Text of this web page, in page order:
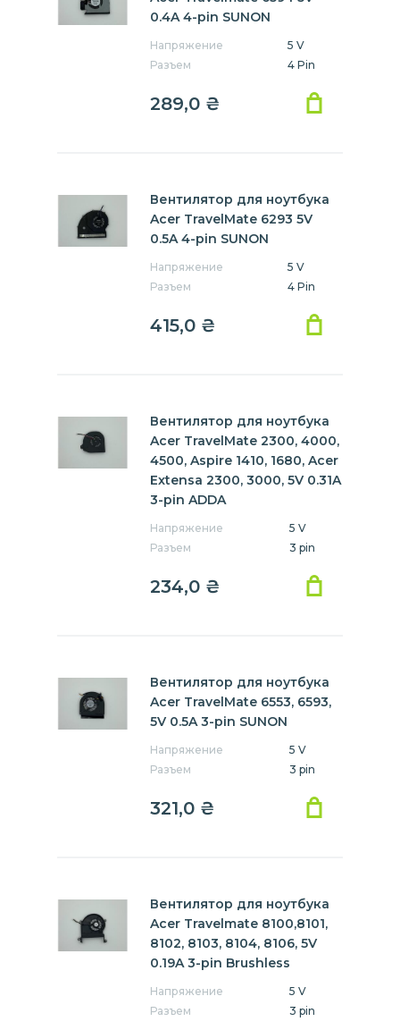
0.4A 4-pin SUNON
Напряжение
5 V
Разъем
4 Pin
289,0 ₴
Вентилятор для ноутбука
Acer TravelMate 6293 5V
0.5A 4-pin SUNON
Напряжение
5 V
Разъем
4 Pin
415,0 ₴
Вентилятор для ноутбука
Acer TravelMate 2300, 4000,
4500, Aspire 1410, 1680, Acer
Extensa 2300, 3000, 5V 0.31A
3-pin ADDA
Напряжение
5 V
Разъем
3 pin
234,0 ₴
Вентилятор для ноутбука
Acer TravelMate 6553, 6593,
5V 0.5A 3-pin SUNON
Напряжение
5 V
Разъем
3 pin
321,0 ₴
Вентилятор для ноутбука
Acer Travelmate 8100,8101,
8102, 8103, 8104, 8106, 5V
0.19A 3-pin Brushless
Напряжение
5 V
Разъем
3 pin